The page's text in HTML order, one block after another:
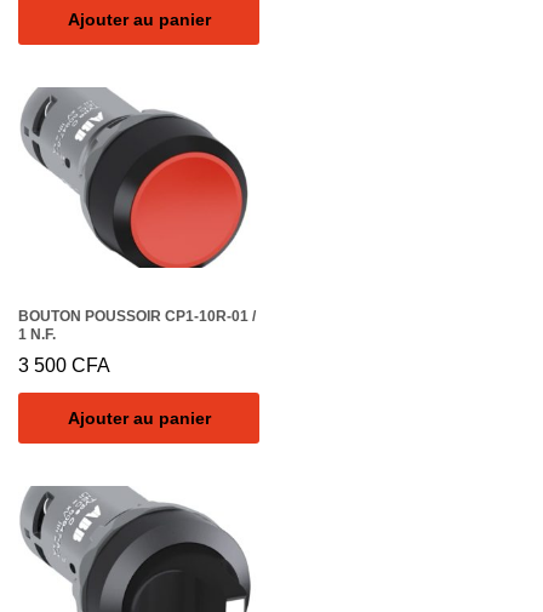
Ajouter au panier
BOUTON POUSSOIR CP1-10R-01 /
1 N.F.
3 500 CFA
Ajouter au panier